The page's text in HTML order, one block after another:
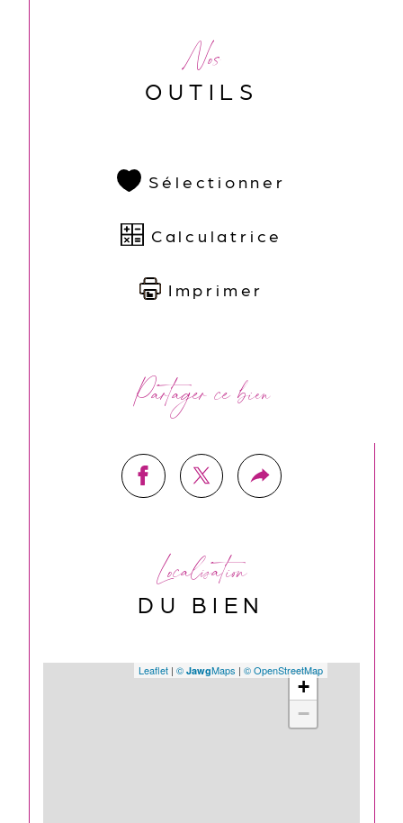
Nos
OUTILS
Sélectionner
Calculatrice
Imprimer
Partager ce bien
Localisation
DU BIEN
+
−
Leaflet | © JawgMaps | © OpenStreetMap